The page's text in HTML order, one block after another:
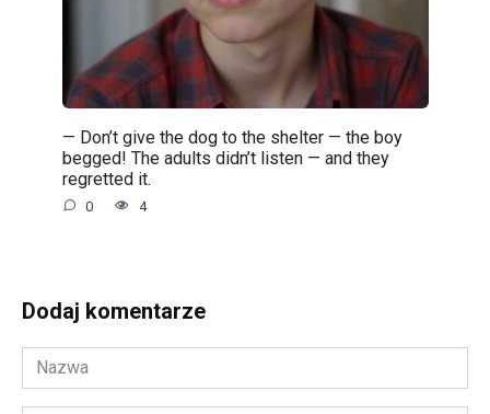
— Don’t give the dog to the shelter — the boy
begged! The adults didn’t listen — and they
regretted it.
0 4
Dodaj komentarze
Nazwa
*